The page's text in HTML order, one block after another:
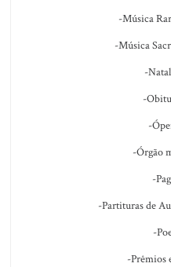
-Música
-Música
-
-
-
-Órgão
-
-Partituras de
-
-Prêmios